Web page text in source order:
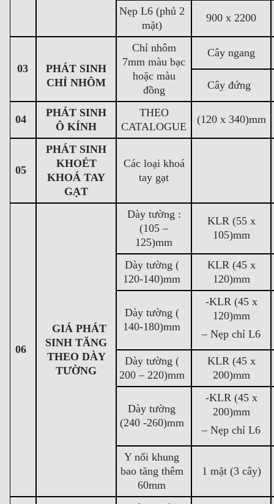
Nẹp L6 (phủ 2
mặt)
900 x 2200
03
PHÁT SINH
CHỈ NHÔM
Chỉ nhôm
7mm màu bạc
hoặc màu
đồng
Cây ngang
Cây đứng
04
PHÁT SINH
Ô KÍNH
THEO
CATALOGUE
(120 x 340)mm
05
PHÁT SINH
KHOÉT
KHOÁ TAY
GẠT
Các loại khoá
tay gạt
06
GIÁ PHÁT
SINH TĂNG
THEO DÀY
TƯỜNG
Dày tường :
(105 –
125)mm
KLR (55 x
105)mm
Dày tường (
120-140)mm
KLR (45 x
120)mm
Dày tường (
140-180)mm
-KLR (45 x
120)mm
– Nẹp chỉ L6
Dày tường (
200 – 220)mm
KLR (45 x
200)mm
Dày tường
(240 -260)mm
-KLR (45 x
200)mm
– Nẹp chỉ L6
Y nối khung
bao tăng thêm
60mm
1 mặt (3 cây)